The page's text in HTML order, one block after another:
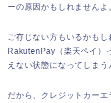
ーの原因かもしれませんよ
ご存じない方もいるかもし
RakutenPay（楽天ペイ）
えない状態になってしまう
だから、クレジットカー